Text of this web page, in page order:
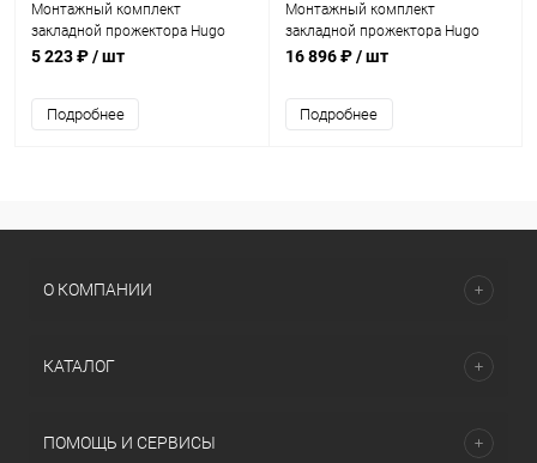
Монтажный комплект
закладной прожектора Hugo
Lahme 50Вт 110мм (универсал)
5 223 ₽/ шт
Подробнее
Монтажный комплект
закладной прожектора Hugo
Lahme 300Вт 270мм
16 896 ₽/ шт
Подробнее
О КОМПАНИИ
КАТАЛОГ
ПОМОЩЬ И СЕРВИСЫ